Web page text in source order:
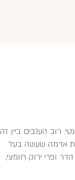
תחת דומן דה מונטי. רוב הענבים ביין זה
אדמה שעשה בעל
ופרי ירוק חומצי,